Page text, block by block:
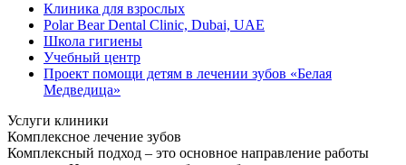
Клиника для взрослых
Polar Bear Dental Clinic, Dubai, UAE
Школа гигиены
Учебный центр
Проект помощи детям в лечении зубов «Белая
Медведица»
Услуги клиники
Комплексное лечение зубов
Комплексный подход – это основное направление работы